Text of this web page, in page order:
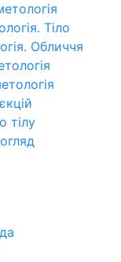
Тіло
Обличчя
тілу